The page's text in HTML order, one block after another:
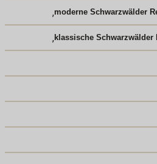
,moderne Schwarzwälder
,klassische Schwarzwälder